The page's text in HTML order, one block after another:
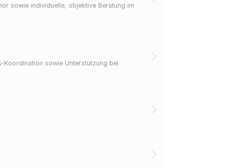
sowie individuelle, objektive Beratung im
sowie Unterstützung bei